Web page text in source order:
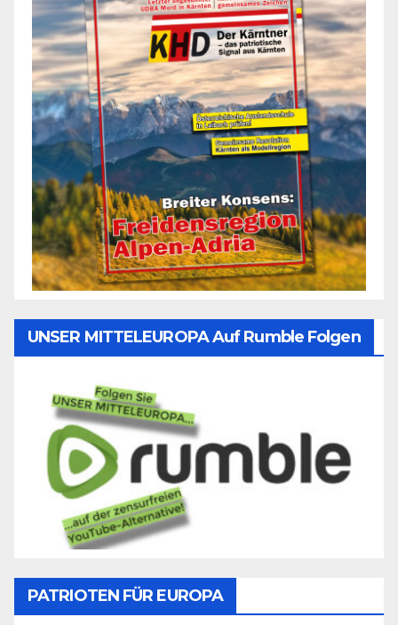
UNSER MITTELEUROPA Auf Rumble Folgen
PATRIOTEN FÜR EUROPA